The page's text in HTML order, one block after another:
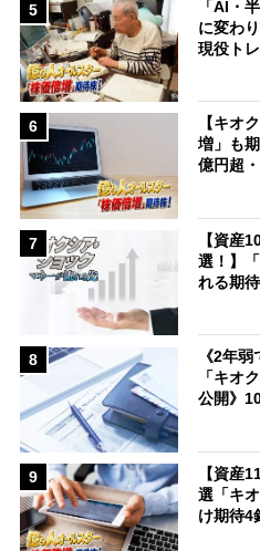
5
「AI・
に変わ
現役ト
6
【キオ
増」も
億円超
7
【資産
選！】
れる期
8
《2年
「キオ
公開》
9
【資産
選「キ
け期待